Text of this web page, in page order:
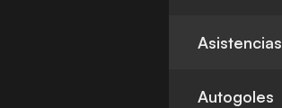
Asistencias
Autogoles